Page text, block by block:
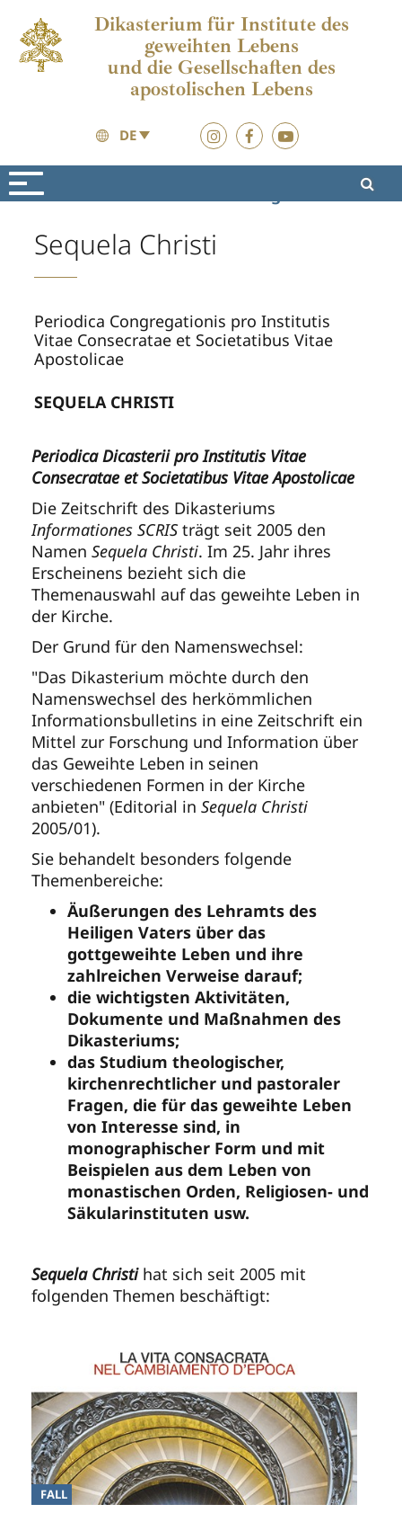
Dikasterium für Institute des
geweihten Lebens
und die Gesellschaften des
apostolischen Lebens
DE
Sequela Christi
Periodica Congregationis pro Institutis
Vitae Consecratae et Societatibus Vitae
Apostolicae
SEQUELA CHRISTI
Periodica Dicasterii pro Institutis Vitae
Consecratae et Societatibus Vitae Apostolicae
Die Zeitschrift des Dikasteriums
Informationes SCRIS trägt seit 2005 den
Namen Sequela Christi. Im 25. Jahr ihres
Erscheinens bezieht sich die
Themenauswahl auf das geweihte Leben in
der Kirche.
Der Grund für den Namenswechsel:
"Das Dikasterium möchte durch den
Namenswechsel des herkömmlichen
Informationsbulletins in eine Zeitschrift ein
Mittel zur Forschung und Information über
das Geweihte Leben in seinen
verschiedenen Formen in der Kirche
anbieten" (Editorial in Sequela Christi
2005/01).
Sie behandelt besonders folgende
Themenbereiche:
Äußerungen des Lehramts des
Heiligen Vaters über das
gottgeweihte Leben und ihre
zahlreichen Verweise darauf;
die wichtigsten Aktivitäten,
Dokumente und Maßnahmen des
Dikasteriums;
das Studium theologischer,
kirchenrechtlicher und pastoraler
Fragen, die für das geweihte Leben
von Interesse sind, in
monographischer Form und mit
Beispielen aus dem Leben von
monastischen Orden, Religiosen- und
Säkularinstituten usw.
Sequela Christi hat sich seit 2005 mit
folgenden Themen beschäftigt:
FALL